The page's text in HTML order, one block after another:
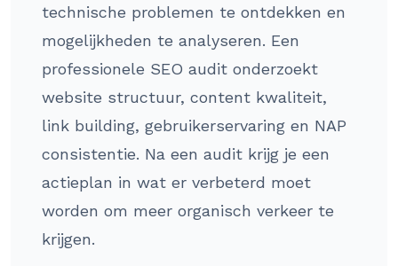
technische problemen te ontdekken en
mogelijkheden te analyseren. Een
professionele SEO audit onderzoekt
website structuur, content kwaliteit,
link building, gebruikerservaring en NAP
consistentie. Na een audit krijg je een
actieplan in wat er verbeterd moet
worden om meer organisch verkeer te
krijgen.